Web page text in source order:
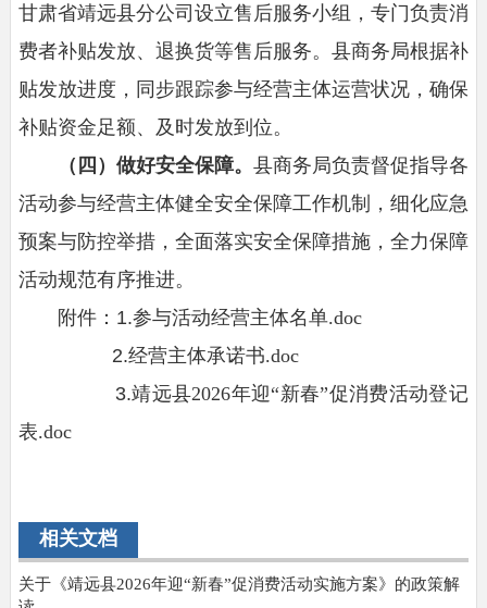
甘肃省靖远县分公司设立售后服务小组，专门负责消
费者补贴发放、退换货等售后服务。县商务局根据补
贴发放进度，同步跟踪参与经营主体运营状况，确保
补贴资金足额、及时发放到位。
（四）做好安全保障。 县商务局负责督促指导各
活动参与经营主体健全安全保障工作机制，细化应急
预案与防控举措，全面落实安全保障措施，全力保障
活动规范有序推进。
附件：1.参与活动经营主体名单.doc
2.经营主体承诺书.doc
3.靖远县2026年迎“新春”促消费活动登记
表.doc
相关文档
关于《靖远县2026年迎“新春”促消费活动实施方案》的政策解